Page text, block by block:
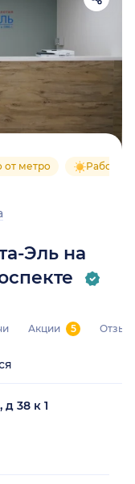
Эль на
от метро
Акции 5
38 к 1